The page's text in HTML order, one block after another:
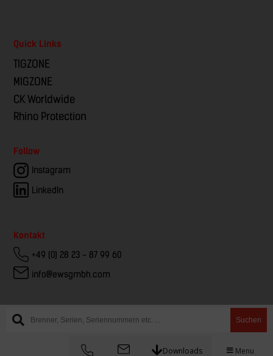
Suchen
Downloads Menu
Quick Links
TIGZONE
MIGZONE
CK Worldwide
Rhino Protection
Follow
Instagram
LinkedIn
Kontakt
+49 (0) 28 23 - 87 99 60
info@ewsgmbh.com
© EWS – European Welding Service